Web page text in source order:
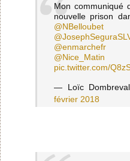
Mon communiqué
nouvelle prison
@NBelloubet
@enmarchefr
@Nice_Matin
pic.twitter.com/
— Loïc Dombreval
février 2018